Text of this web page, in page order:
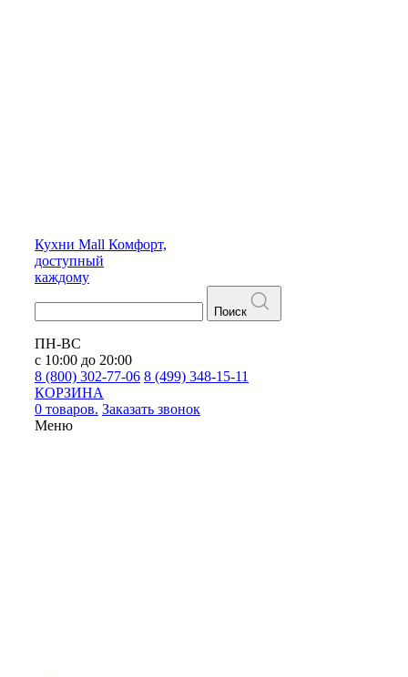
Кухни Mall Комфорт,
доступный
каждому
Поиск
ПН-ВС
с 10:00 до 20:00
8 (800) 302-77-06 8 (499) 348-15-11
КОРЗИНА
0 товаров. Заказать звонок
Меню